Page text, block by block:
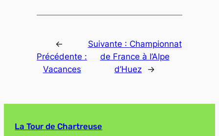
←
Précédente :
Vacances
Suivante : Championnat
de France à l’Alpe
d’Huez
→
La Tour de Chartreuse